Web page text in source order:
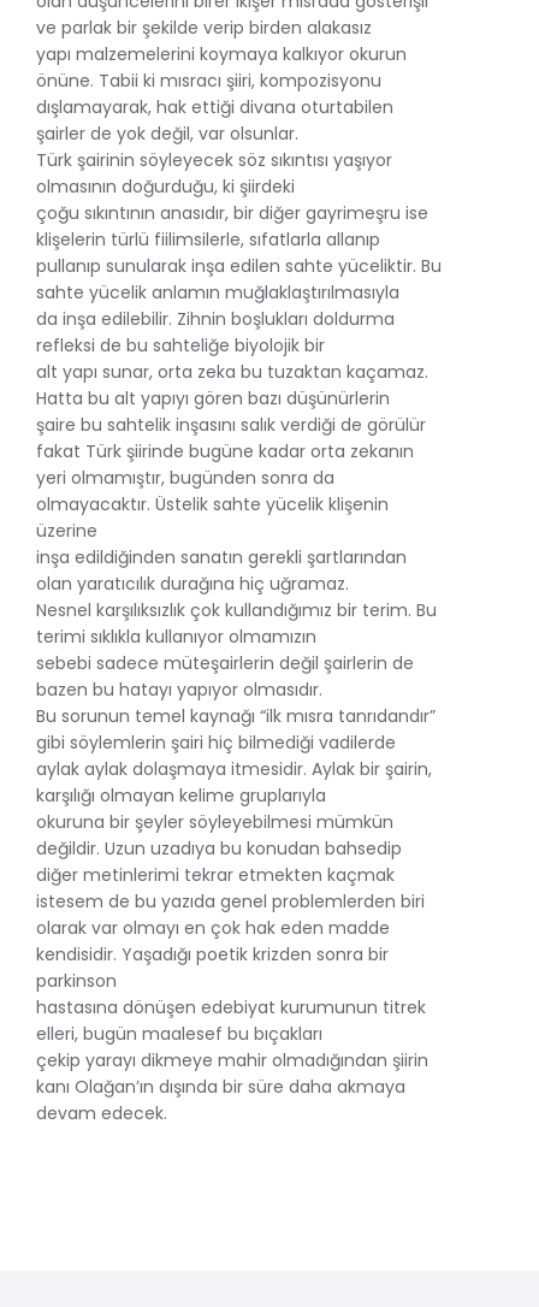
ve parlak bir şekilde verip birden alakasız
yapı malzemelerini koymaya kalkıyor okurun
önüne. Tabii ki mısracı şiiri, kompozisyonu
dışlamayarak, hak ettiği divana oturtabilen
şairler de yok değil, var olsunlar.
Türk şairinin söyleyecek söz sıkıntısı yaşıyor
olmasının doğurduğu, ki şiirdeki
çoğu sıkıntının anasıdır, bir diğer gayrimeşru ise
klişelerin türlü fiilimsilerle, sıfatlarla allanıp
pullanıp sunularak inşa edilen sahte yüceliktir. Bu
sahte yücelik anlamın muğlaklaştırılmasıyla
da inşa edilebilir. Zihnin boşlukları doldurma
refleksi de bu sahteliğe biyolojik bir
alt yapı sunar, orta zeka bu tuzaktan kaçamaz.
Hatta bu alt yapıyı gören bazı düşünürlerin
şaire bu sahtelik inşasını salık verdiği de görülür
fakat Türk şiirinde bugüne kadar orta zekanın
yeri olmamıştır, bugünden sonra da
olmayacaktır. Üstelik sahte yücelik klişenin
üzerine
inşa edildiğinden sanatın gerekli şartlarından
olan yaratıcılık durağına hiç uğramaz.
Nesnel karşılıksızlık çok kullandığımız bir terim. Bu
terimi sıklıkla kullanıyor olmamızın
sebebi sadece müteşairlerin değil şairlerin de
bazen bu hatayı yapıyor olmasıdır.
Bu sorunun temel kaynağı “ilk mısra tanrıdandır”
gibi söylemlerin şairi hiç bilmediği vadilerde
aylak aylak dolaşmaya itmesidir. Aylak bir şairin,
karşılığı olmayan kelime gruplarıyla
okuruna bir şeyler söyleyebilmesi mümkün
değildir. Uzun uzadıya bu konudan bahsedip
diğer metinlerimi tekrar etmekten kaçmak
istesem de bu yazıda genel problemlerden biri
olarak var olmayı en çok hak eden madde
kendisidir. Yaşadığı poetik krizden sonra bir
parkinson
hastasına dönüşen edebiyat kurumunun titrek
elleri, bugün maalesef bu bıçakları
çekip yarayı dikmeye mahir olmadığından şiirin
kanı Olağan’ın dışında bir süre daha akmaya
devam edecek.